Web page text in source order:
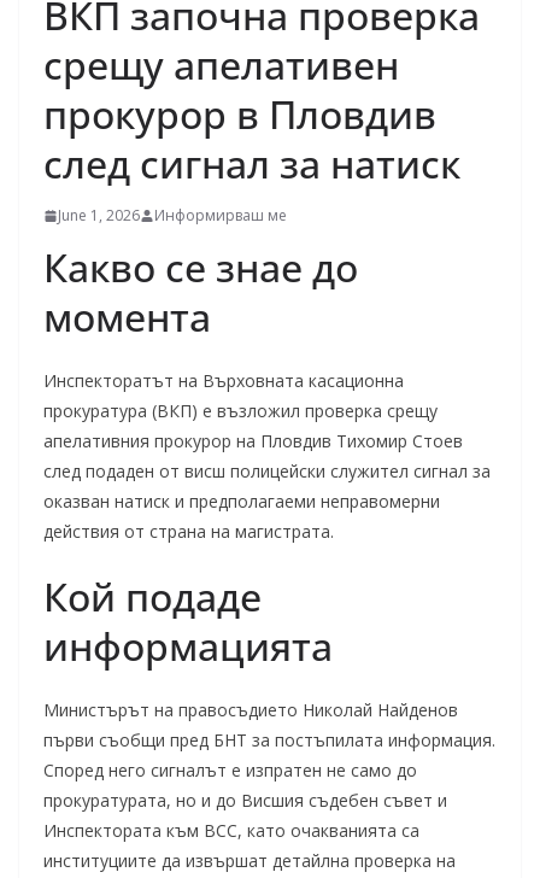
ВКП започна проверка
срещу апелативен
прокурор в Пловдив
след сигнал за натиск
June 1, 2026 Информирваш ме
Какво се знае до
момента
Инспекторатът на Върховната касационна
прокуратура (ВКП) е възложил проверка срещу
апелативния прокурор на Пловдив Тихомир Стоев
след подаден от висш полицейски служител сигнал за
оказван натиск и предполагаеми неправомерни
действия от страна на магистрата.
Кой подаде
информацията
Министърът на правосъдието Николай Найденов
първи съобщи пред БНТ за постъпилата информация.
Според него сигналът е изпратен не само до
прокуратурата, но и до Висшия съдебен съвет и
Инспектората към ВСС, като очакванията са
институциите да извършат детайлна проверка на